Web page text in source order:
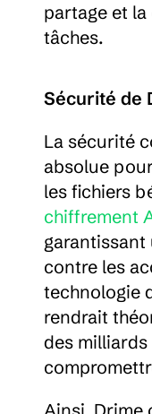
partage et
tâches.
Sécurité de
La sécurité
absolue
chiffrement
contre les
technologie
rendrait
des